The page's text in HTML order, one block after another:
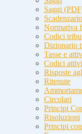
Saggi
Normativa
Codici
Dizionario
Tasse e
Codici
Risposte
Ritenute
Circolari
Principi
Risoluzioni
Principi